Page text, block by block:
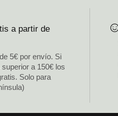
a partir de
5€ por envío. Si
a 150€ los
Solo para